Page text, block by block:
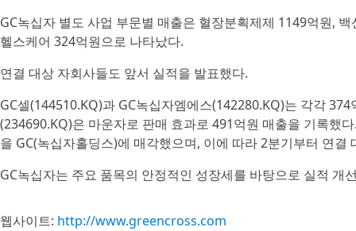
GC녹십자 별도 사업 부문별 매출은 혈장분획제제 1149억원,
헬스케어 324억원으로 나타났다.
연결 대상 자회사들도 앞서 실적을 발표했다.
GC셀(144510.KQ)과 GC녹십자엠에스(142280.KQ)는 각각
(234690.KQ)은 마운자로 판매 효과로 491억원 매출을 기록했
을 GC(녹십자홀딩스)에 매각했으며, 이에 따라 2분기부터 연결
GC녹십자는 주요 품목의 안정적인 성장세를 바탕으로 실적 개
웹사이트: http://www.greencross.com